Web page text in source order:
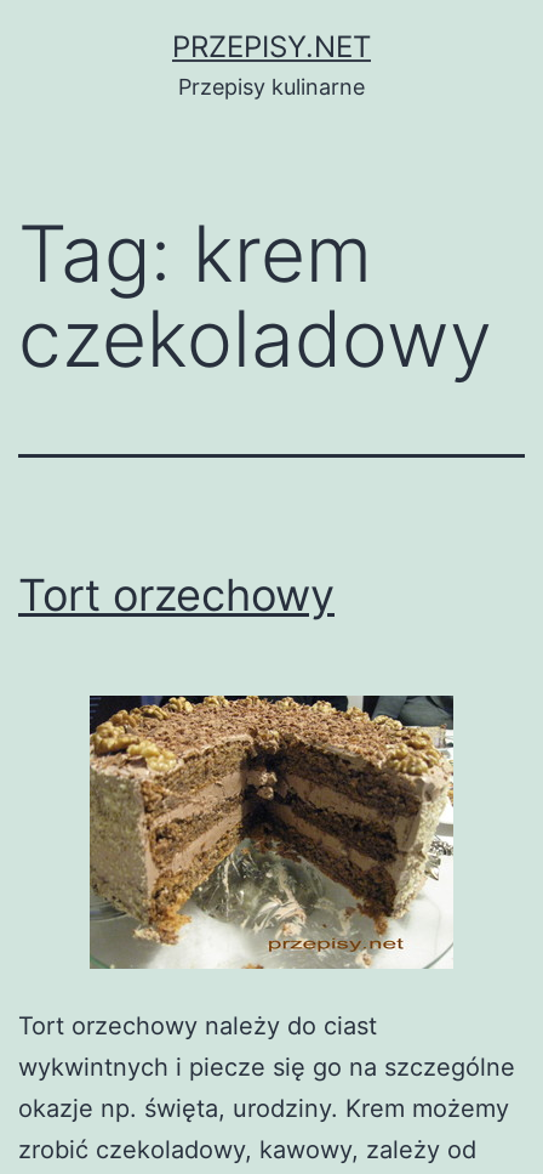
PRZEPISY.NET
Przepisy kulinarne
Tag: krem
czekoladowy
Tort orzechowy
Tort orzechowy należy do ciast
wykwintnych i piecze się go na szczególne
okazje np. święta, urodziny. Krem możemy
zrobić czekoladowy, kawowy, zależy od